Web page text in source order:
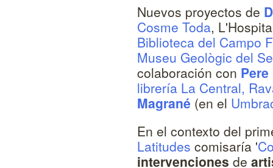
Nuevos proyectos de
Cosme Toda,
Biblioteca del Campo
Museu Geològic del
colaboración con
librería La Central,
Magrané (en el
En el contexto del
Latitudes comisaría '
intervenciones de